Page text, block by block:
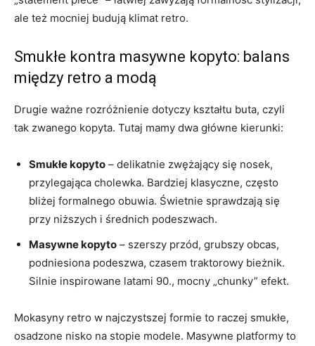
ale też mocniej budują klimat retro.
Smukłe kontra masywne kopyto: balans
między retro a modą
Drugie ważne rozróżnienie dotyczy kształtu buta, czyli
tak zwanego kopyta. Tutaj mamy dwa główne kierunki:
Smukłe kopyto – delikatnie zwężający się nosek,
przylegająca cholewka. Bardziej klasyczne, często
bliżej formalnego obuwia. Świetnie sprawdzają się
przy niższych i średnich podeszwach.
Masywne kopyto – szerszy przód, grubszy obcas,
podniesiona podeszwa, czasem traktorowy bieżnik.
Silnie inspirowane latami 90., mocny „chunky” efekt.
Mokasyny retro w najczystszej formie to raczej smukłe,
osadzone nisko na stopie modele. Masywne platformy to